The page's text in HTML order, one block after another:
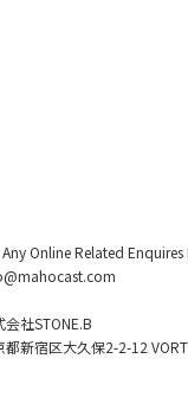
Online Related
会社STONE.B
都新宿区大久保2-2-12